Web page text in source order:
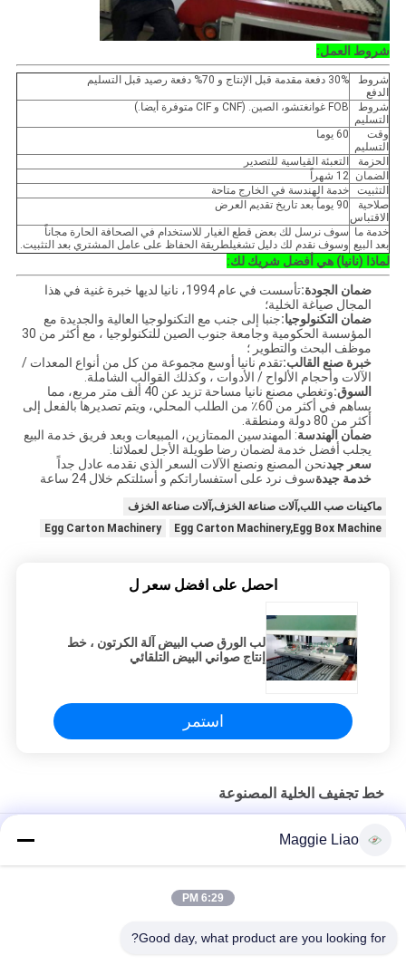
شروط العمل:
شروط
الدفع
30% دفعة مقدمة قبل الإنتاج و 70% دفعة رصيد قبل التسليم
شروط
التسليم
FOB غوانغتشو، الصين. (CNF و CIF متوفرة أيضا.)
وقت
التسليم
60 يوما
الحزمة
التعبئة القياسية للتصدير
الضمان
12 شهراً
التثبيت
خدمة الهندسة في الخارج متاحة
صلاحية
الاقتباس
90 يوماً بعد تاريخ تقديم العرض
خدمة ما
بعد البيع
سوف نرسل لك بعض قطع الغيار للاستخدام في الصحافة الحارة مجاناً
وسوف نقدم لك دليل تشغيلطريقة الحفاظ على عامل المشتري بعد التثبيت.
لماذا (نانيا) هي أفضل شريك لك:
ضمان الجودة:
تأسست في عام 1994، نانيا لديها خبرة غنية في هذا
المجال صياغة الخلية؛
ضمان التكنولوجيا:جنبا إلى جنب مع التكنولوجيا العالية والجديدة مع
المؤسسة الحكومية وجامعة جنوب الصين للتكنولوجيا ، مع أكثر من 30
موظف البحث والتطوير ؛
خبرة صنع القالب:تقدم نانيا أوسع مجموعة من كل من أنواع المعدات /
الآلات وأحجام الألواح / الأدوات ، وكذلك القوالب الشاملة.
السوق:
وتغطي مصنع نانيا مساحة تزيد عن 40 ألف متر مربع، مما
يساهم في أكثر من 60٪ من الطلب المحلي، ويتم تصديرها بالفعل إلى
أكثر من 80 دولة ومنطقة.
ضمان الهندسة: المهندسين الممتازين، المبيعات وبعد فريق خدمة البيع
يجلب أفضل خدمة لضمان رضا طويلة الأجل لعملائنا.
سعر جيدنحن المصنع ونصنع الآلات السعر الذي نقدمه عادل جداً
خدمة جيدةسوف نرد على استفساراتكم و أسئلتكم خلال 24 ساعة
ماكينات صب اللب,آلات صناعة الخزف,آلات صناعة الخزف
Egg Carton Machinery,Egg Box Machine
Egg Carton Machinery
احصل على افضل سعر ل
لب الورق صب البيض آلة الكرتون ، خط
إنتاج صواني البيض التلقائي
استمر
خط تجفيف الخلية المصنوعة
نفق نوع الورق اللب صب آلة تجفيف خط الإنتاج، 220 فولت-440V
التلقائي آلة صنع نفايات الورق المضاد للكرتون لخط إنتاج العبوة
Maggie Liao
6:29 PM
Good day, what product are you looking for?